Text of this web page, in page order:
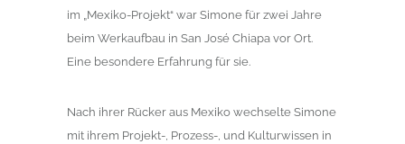
im „Mexiko-Projekt“ war Simone für zwei Jahre
beim Werkaufbau in San José Chiapa vor Ort.
Eine besondere Erfahrung für sie.
Nach ihrer Rücker aus Mexiko wechselte Simone
mit ihrem Projekt-, Prozess-, und Kulturwissen in